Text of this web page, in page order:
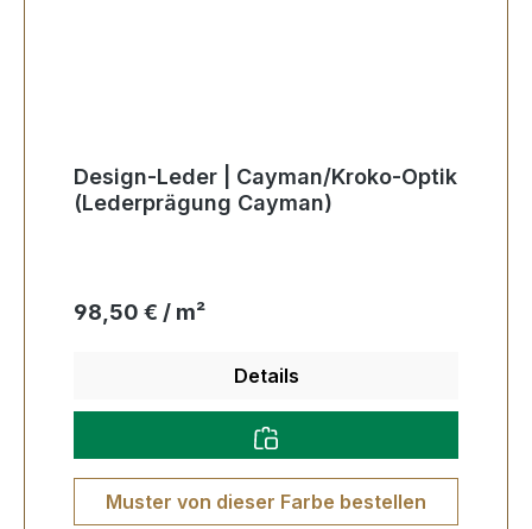
Design-Leder | Cayman/Kroko-Optik
(Lederprägung Cayman)
Regulärer Preis:
98,50 € / m²
Details
Muster von dieser Farbe bestellen